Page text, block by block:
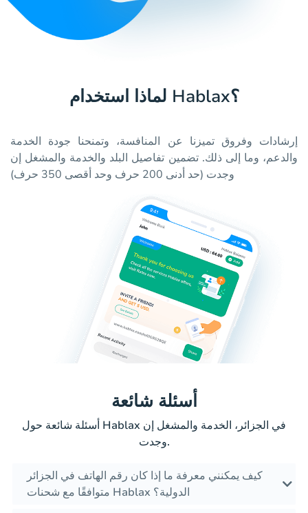
لماذا استخدام Hablax؟
إرشادات وفروق تميزنا عن المنافسة، وتمنحنا جودة الخدمة
والدعم، وما إلى ذلك. تضمين تفاصيل البلد والخدمة والمشغل إن
وجدت (حد أدنى 200 حرف وحد أقصى 350 حرف)
أسئلة شائعة
أسئلة شائعة حول Hablax في الجزائر، الخدمة والمشغل إن
وجدت.
كيف يمكنني معرفة ما إذا كان رقم الهاتف في الجزائر
متوافقًا مع شحنات Hablax الدولية؟